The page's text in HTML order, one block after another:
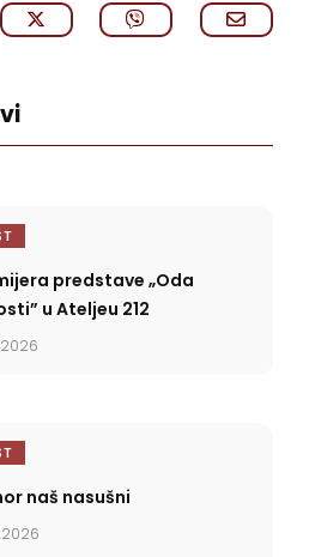
predstave „Oda
u Ateljeu 212
naš nasušni